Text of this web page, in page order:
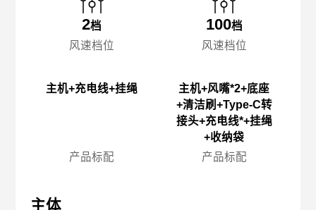
2档
风速档位
主机+充电线+挂绳
产品标配
主体
100档
风速档位
主机+风嘴*2+底座
+清洁刷+Type-C转
接头+充电线*+挂绳
+收纳袋
产品标配